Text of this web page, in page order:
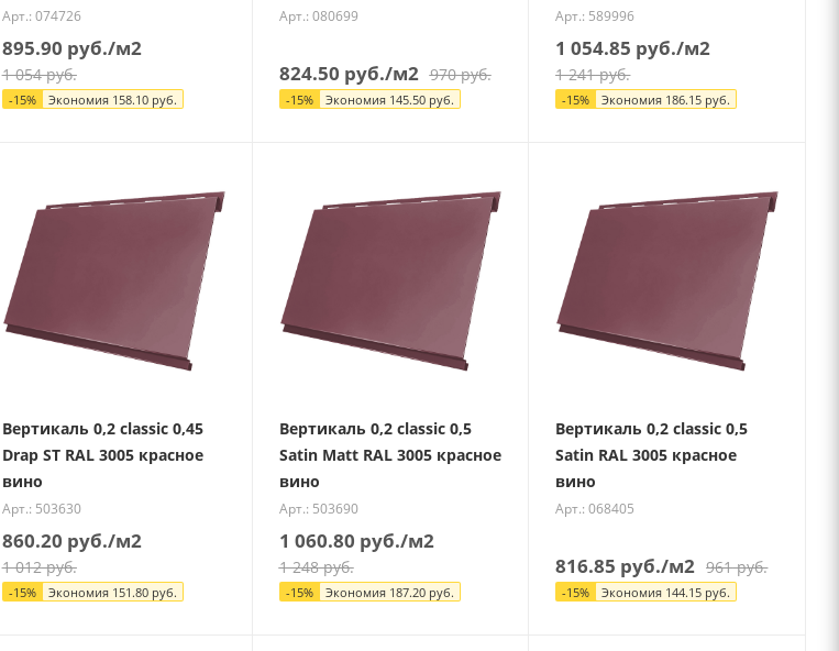
Арт.: 074726
895.90 руб./м2
1 054руб.
-15% Экономия 158.10руб.
Арт.: 080699
824.50 руб./м2 970руб.
-15% Экономия 145.50руб.
Арт.: 589996
1 054.85 руб./м2
1 241руб.
-15% Экономия 186.15 руб.
Вертикаль 0,2 classic 0,45
Drap ST RAL 3005 красное
вино
Арт.: 503630
860.20 руб./м2
1 012руб.
-15% Экономия 151.80руб.
Вертикаль 0,2 classic 0,5
Satin Matt RAL 3005 красное
вино
Арт.: 503690
1 060.80 руб./м2
1 248руб.
-15% Экономия 187.20руб.
Вертикаль 0,2 classic 0,5
Satin RAL 3005 красное
вино
Арт.: 068405
816.85 руб./м2 961руб.
-15% Экономия 144.15 руб.